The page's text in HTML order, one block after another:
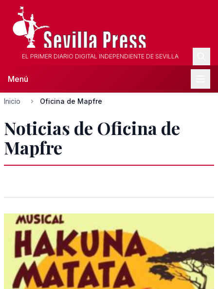
EL PRIMER DIARIO DIGITAL INDEPENDIENTE DE SEVILLA
Menú
Inicio Oficina de Mapfre
Noticias de Oficina de
Mapfre